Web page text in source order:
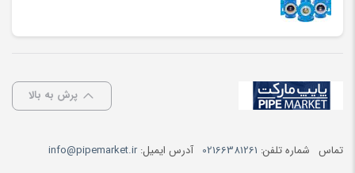
پرش به بالا
تماس شماره تلفن: 02166381261 آدرس ایمیل:info@pipemarket.ir